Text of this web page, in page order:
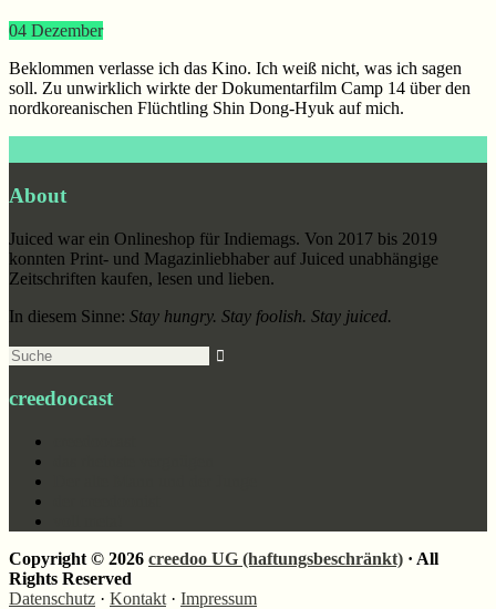
04 Dezember
Beklommen verlasse ich das Kino. Ich weiß nicht, was ich sagen
soll. Zu unwirklich wirkte der Dokumentarfilm Camp 14 über den
nordkoreanischen Flüchtling Shin Dong-Hyuk auf mich.
About
Juiced war ein Onlineshop für Indiemags. Von 2017 bis 2019
konnten Print- und Magazinliebhaber auf Juiced unabhängige
Zeitschriften kaufen, lesen und lieben.
In diesem Sinne: Stay hungry. Stay foolish. Stay juiced.
Suche
creedoocast
Copyright © 2026 creedoo UG (haftungsbeschränkt) · All
Rights Reserved
Datenschutz · Kontakt · Impressum